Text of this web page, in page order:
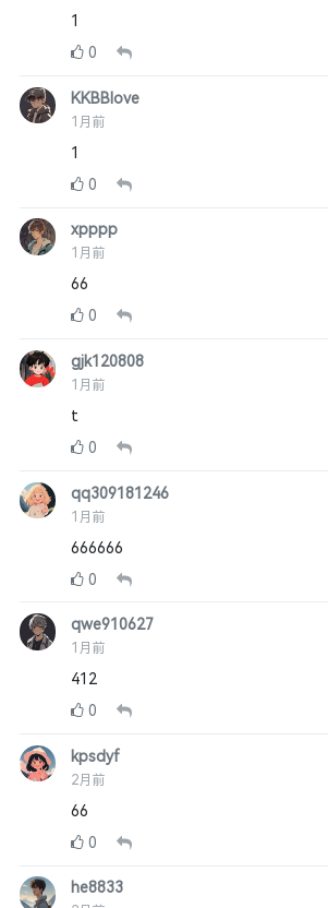
1
0
KKBBlove
1月前
1
0
xpppp
1月前
66
0
gjk120808
1月前
t
0
qq309181246
1月前
666666
0
qwe910627
1月前
412
0
kpsdyf
2月前
66
0
he8833